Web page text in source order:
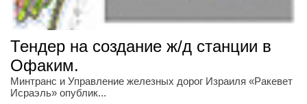
Тендер на создание ж/д станции в
Офаким.
Минтранс и Управление железных дорог Израиля «Ракевет
Исраэль» опублик...